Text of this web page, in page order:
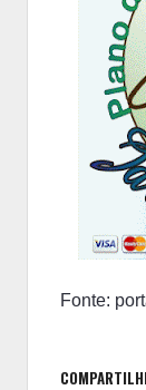
Fonte: